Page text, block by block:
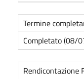
Termine
Completato (08/
Rendicontazione